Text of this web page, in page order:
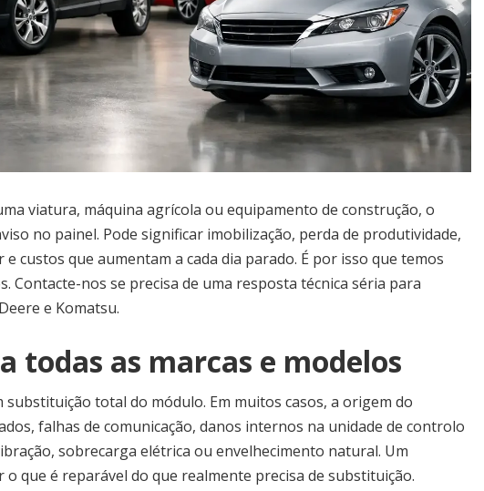
viatura, máquina agrícola ou equipamento de construção, o
no painel. Pode significar imobilização, perda de produtividade,
custos que aumentam a cada dia parado. É por isso que temos
Contacte-nos se precisa de uma resposta técnica séria para
e Komatsu.
todas as marcas e modelos
total do módulo. Em muitos casos, a origem do
falhas de comunicação, danos internos na unidade de controlo
sobrecarga elétrica ou envelhecimento natural. Um
o que é reparável do que realmente precisa de substituição.